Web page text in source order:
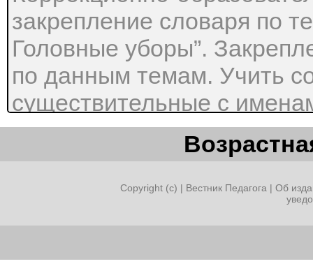
закрепление словаря по
Головные уборы”.
по данным темам. Учить
существительные с
числе, падеже. Учить
существительные с
Учить образовывать
Закрепить употребление
отвечать на заданный
Copyright (c) | Вестник Педагога | Об